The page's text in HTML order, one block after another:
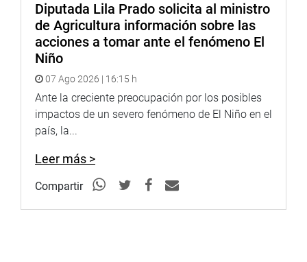
Diputada Lila Prado solicita al ministro
de Agricultura información sobre las
acciones a tomar ante el fenómeno El
Niño
07 Ago 2026 | 16:15 h
Ante la creciente preocupación por los posibles
impactos de un severo fenómeno de El Niño en el
país, la...
Leer más >
Compartir